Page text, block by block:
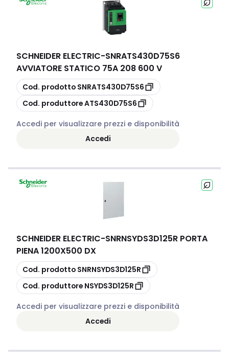
SCHNEIDER ELECTRIC-SNRATS430D75S6
AVVIATORE STATICO 75A 208 600 V
copia
Cod. prodotto SNRATS430D75S6
copia
Cod. produttoreATS430D75S6
Accedi per visualizzare prezzi e disponibilità
Accedi
SCHNEIDER ELECTRIC-SNRNSYDS3D125R PORTA
PIENA 1200X500 DX
copia
Cod. prodotto SNRNSYDS3D125R
copia
Cod. produttore NSYDS3D125R
Accedi per visualizzare prezzi e disponibilità
Accedi